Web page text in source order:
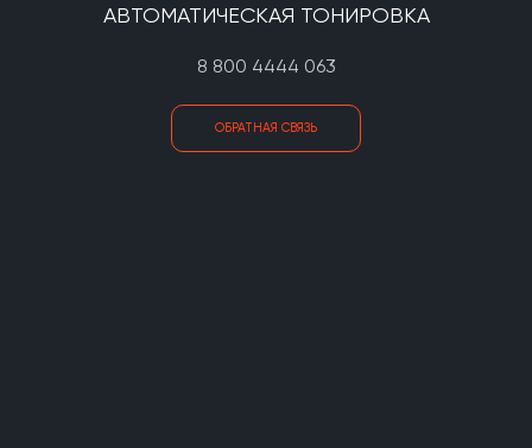
АВТОМАТИЧЕСКАЯ ТОНИРОВКА
8 800 4444 063
ОБРАТНАЯ СВЯЗЬ